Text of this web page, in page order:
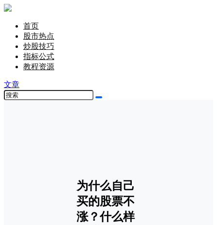
首页
股市热点
炒股技巧
指标公式
教程资源
文章
为什么自己
买的股票不
涨？什么样